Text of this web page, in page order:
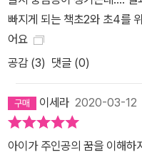
빠지게 되는 책초2와 초4를
어요
공감 (3) 댓글 (0)
이세라 2020-03-12
아이가 주인공의 꿈을 이해하